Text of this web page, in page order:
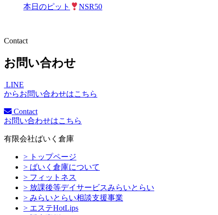
本日のピット NSR50
Contact
お問い合わせ
LINE
からお問い合わせはこちら
Contact
お問い合わせはこちら
有限会社ばいく倉庫
> トップページ
> ばいく倉庫について
> フィットネス
> 放課後等デイサービスみらいとらい
> みらいとらい相談支援事業
> エステHotLips